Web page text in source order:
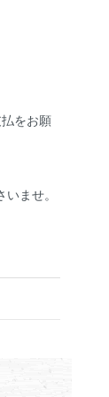
をお願
ませ。